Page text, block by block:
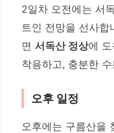
2일차 오전에는 서
트인 전망을 선사합
면 서독산 정상에
착용하고, 충분한
오후 일정
오후에는 구름산을